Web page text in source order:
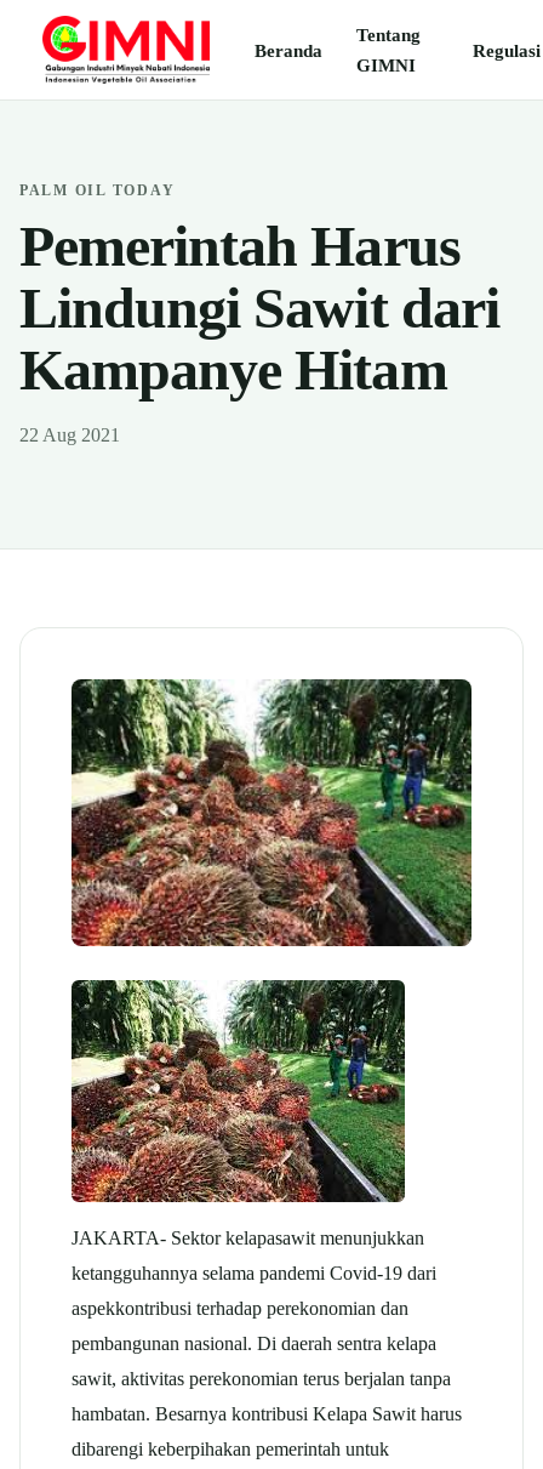
Beranda
Tentang
GIMNI
Regulasi
PALM OIL TODAY
Pemerintah Harus
Lindungi Sawit dari
Kampanye Hitam
22 Aug 2021
JAKARTA- Sektor kelapasawit menunjukkan
ketangguhannya selama pandemi Covid-19 dari
aspekkontribusi terhadap perekonomian dan
pembangunan nasional. Di daerah sentra kelapa
sawit, aktivitas perekonomian terus berjalan tanpa
hambatan. Besarnya kontribusi Kelapa Sawit harus
dibarengi keberpihakan pemerintah untuk